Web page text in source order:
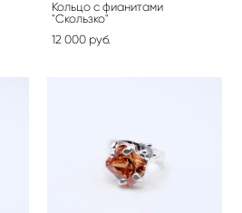
Кольцо с фианитами
"Скользко"
12 000 pуб.